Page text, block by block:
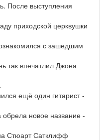
После выступления
приходской церквушки
с зашедшим
так впечатлил Джона
ещё один гитарист -
новое название -
Стюарт Сатклифф